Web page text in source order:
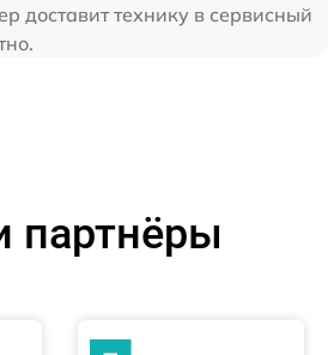
доставит технику в сервисный
партнёры